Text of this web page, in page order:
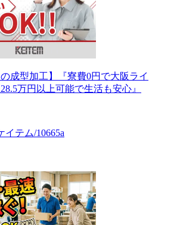
の成型加工】『寮費0円で大阪ライ
万円以上可能で生活も安心』
イテム/10665a